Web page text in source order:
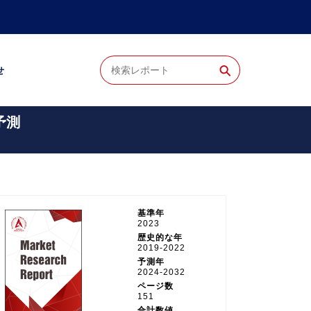
⚲
測
基準年
2023
歴史的な年
2019-2022
予測年
2024-2032
ページ数
151